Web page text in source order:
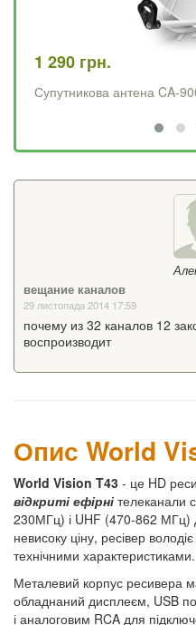
1 290 грн.
Супутникова антена CA-
вещание каналов
29 листопада 2014 17:59
почему из 32 каналов 12
воспроизводит
Опис World
World Vision T43 - це HD
відкриті ефірні телеканали
230МГц) і UHF (470-862 МГц)
невисоку ціну, ресівер
технічними характеристиками.
Металевий корпус ресивера
обладнаний дисплеєм, USB
і аналоговим RCA для